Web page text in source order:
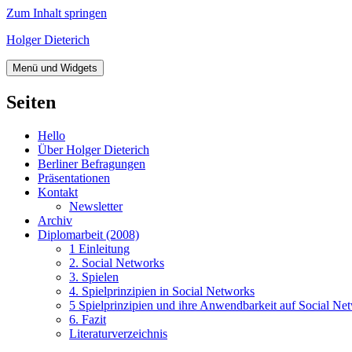
Zum Inhalt springen
Holger Dieterich
Menü und Widgets
Seiten
Hello
Über Holger Dieterich
Berliner Befragungen
Präsentationen
Kontakt
Newsletter
Archiv
Diplomarbeit (2008)
1 Einleitung
2. Social Networks
3. Spielen
4. Spielprinzipien in Social Networks
5 Spielprinzipien und ihre Anwendbarkeit auf Social
6. Fazit
Literaturverzeichnis